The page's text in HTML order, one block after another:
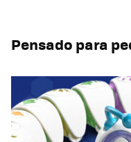
Pensado para